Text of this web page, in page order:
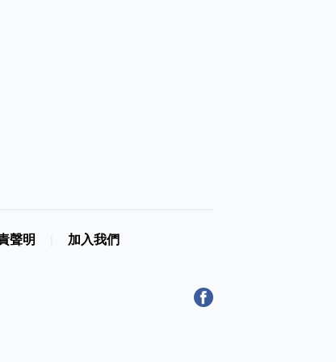
聲明 加入我們